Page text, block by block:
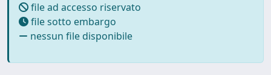
file ad accesso riservato
file sotto embargo
nessun file disponibile